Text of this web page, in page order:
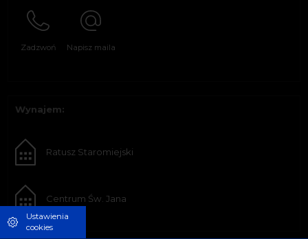
Zadzwoń Napisz maila
Wynajem:
Ratusz Staromiejski
Centrum Św. Jana
Ustawienia
cookies